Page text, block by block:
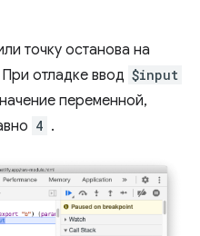
точку останова на
При отладке ввод $input
переменной,
4 .